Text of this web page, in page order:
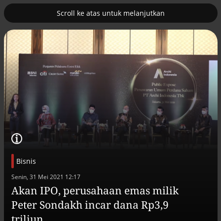
Scroll ke atas untuk melanjutkan
Bisnis
Senin, 31 Mei 2021 12:17
Akan IPO, perusahaan emas milik
Peter Sondakh incar dana Rp3,9
nuklir 2
Pemulihan ekonomi Aceh terus
diakselerasi
Efek jera untuk pejabat abai LHKPN